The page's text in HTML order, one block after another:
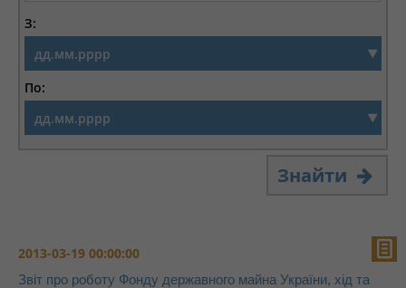
З:
По:
Знайти
2013-03-19 00:00:00
Звіт про роботу Фонду державного майна України, хід та